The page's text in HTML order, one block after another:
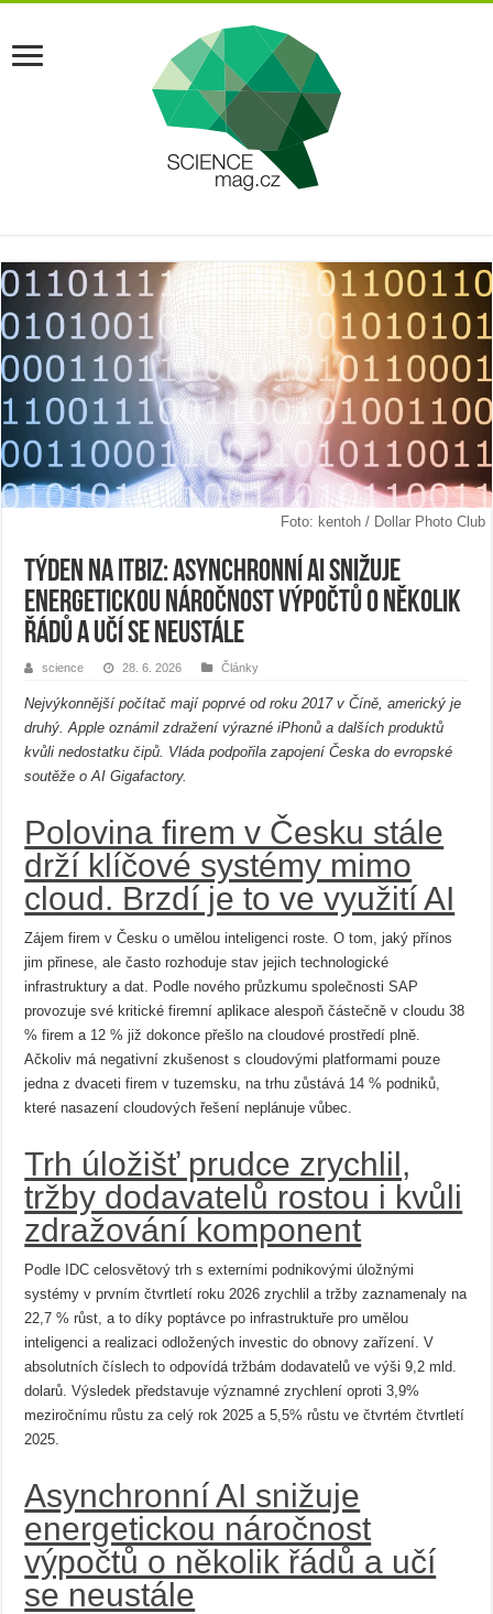
Foto: kentoh / Dollar Photo Club
Týden na ITBiz: Asynchronní AI snižuje
energetickou náročnost výpočtů o několik
řádů a učí se neustále
science 28. 6. 2026 Články
Nejvýkonnější počítač mají poprvé od roku 2017 v Číně, americký je
druhý. Apple oznámil zdražení výrazné iPhonů a dalších produktů
kvůli nedostatku čipů. Vláda podpořila zapojení Česka do evropské
soutěže o AI Gigafactory.
Polovina firem v Česku stále
drží klíčové systémy mimo
cloud. Brzdí je to ve využití AI
Zájem firem v Česku o umělou inteligenci roste. O tom, jaký přínos
jim přinese, ale často rozhoduje stav jejich technologické
infrastruktury a dat. Podle nového průzkumu společnosti SAP
provozuje své kritické firemní aplikace alespoň částečně v cloudu 38
% firem a 12 % již dokonce přešlo na cloudové prostředí plně.
Ačkoliv má negativní zkušenost s cloudovými platformami pouze
jedna z dvaceti firem v tuzemsku, na trhu zůstává 14 % podniků,
které nasazení cloudových řešení neplánuje vůbec.
Trh úložišť prudce zrychlil,
tržby dodavatelů rostou i kvůli
zdražování komponent
Podle IDC celosvětový trh s externími podnikovými úložnými
systémy v prvním čtvrtletí roku 2026 zrychlil a tržby zaznamenaly na
22,7 % růst, a to díky poptávce po infrastruktuře pro umělou
inteligenci a realizaci odložených investic do obnovy zařízení. V
absolutních číslech to odpovídá tržbám dodavatelů ve výši 9,2 mld.
dolarů. Výsledek představuje významné zrychlení oproti 3,9%
meziročnímu růstu za celý rok 2025 a 5,5% růstu ve čtvrtém čtvrtletí
2025.
Asynchronní AI snižuje
energetickou náročnost
výpočtů o několik řádů a učí
se neustále